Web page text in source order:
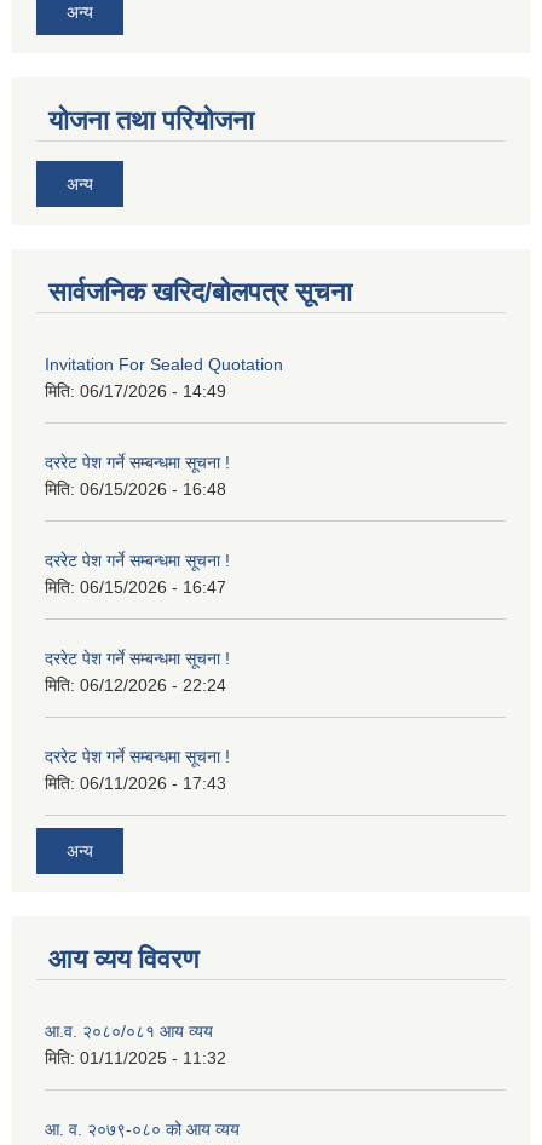
अन्य
योजना तथा परियोजना
अन्य
सार्वजनिक खरिद/बोलपत्र सूचना
Invitation For Sealed Quotation
मिति: 06/17/2026 - 14:49
दररेट पेश गर्ने सम्बन्धमा सूचना !
मिति: 06/15/2026 - 16:48
दररेट पेश गर्ने सम्बन्धमा सूचना !
मिति: 06/15/2026 - 16:47
दररेट पेश गर्ने सम्बन्धमा सूचना !
मिति: 06/12/2026 - 22:24
दररेट पेश गर्ने सम्बन्धमा सूचना !
मिति: 06/11/2026 - 17:43
अन्य
आय व्यय विवरण
आ.व. २०८०/०८१ आय व्यय
मिति: 01/11/2025 - 11:32
आ. व. २०७९-०८० को आय व्यय